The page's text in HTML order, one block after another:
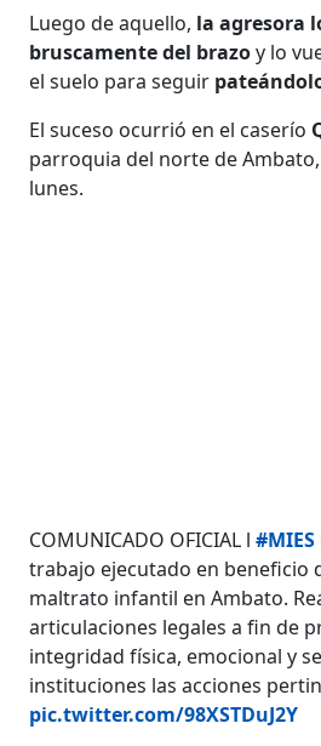
Luego de aquello, la agresora
bruscamente del brazoy lo
el suelo para seguir
El suceso ocurrió en el caserío
parroquia del norte de
lunes.
COMUNICADO OFICIAL l#MIES
trabajo ejecutado en beneficio
maltrato infantil en Ambato.
articulaciones legales a fin de
integridad física, emocional y
instituciones las acciones
pic.twitter.com/98XSTDuJ2Y